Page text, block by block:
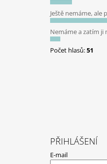
Ještě nemáme, ale
Nemáme a zatím
Počet hlasů:51
PŘIHLÁŠENÍ
E-mail